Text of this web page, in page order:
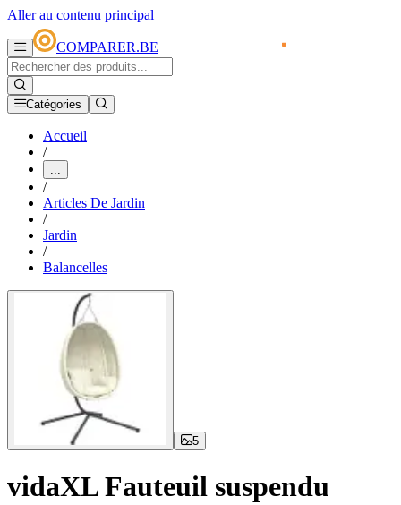
Aller au contenu principal
COMPARER.BE
Catégories
Accueil
/
...
/
Articles De Jardin
/
Jardin
/
Balancelles
5
vidaXL Fauteuil suspendu